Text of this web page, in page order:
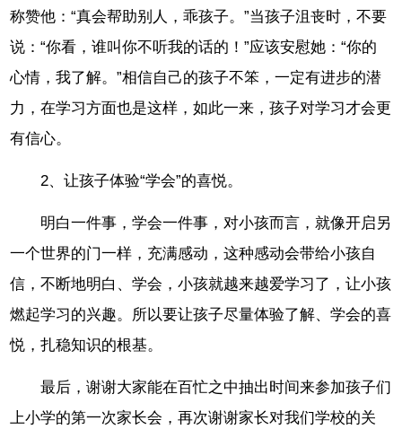
称赞他：“真会帮助别人，乖孩子。”当孩子沮丧时，不要
说：“你看，谁叫你不听我的话的！”应该安慰她：“你的
心情，我了解。”相信自己的孩子不笨，一定有进步的潜
力，在学习方面也是这样，如此一来，孩子对学习才会更
有信心。
2、让孩子体验“学会”的喜悦。
明白一件事，学会一件事，对小孩而言，就像开启另
一个世界的门一样，充满感动，这种感动会带给小孩自
信，不断地明白、学会，小孩就越来越爱学习了，让小孩
燃起学习的兴趣。所以要让孩子尽量体验了解、学会的喜
悦，扎稳知识的根基。
最后，谢谢大家能在百忙之中抽出时间来参加孩子们
上小学的第一次家长会，再次谢谢家长对我们学校的关